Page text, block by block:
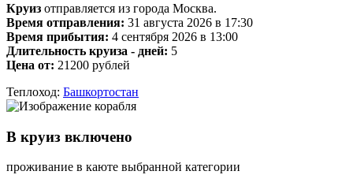
Круиз отправляется из города Москва.
Время отправления: 31 августа 2026 в 17:30
Время прибытия: 4 сентября 2026 в 13:00
Длительность круиза - дней: 5
Цена от: 21200 рублей
Теплоход: Башкортостан
В круиз включено
проживание в каюте выбранной категории